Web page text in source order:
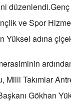
düzenlendi.
ve Spor
Yüksel adına
Milli Takımlar
Gökhan